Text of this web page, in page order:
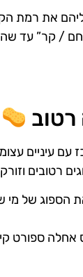
את רמת
/ קר” עד
עם עיניים
רטובים
הספוג של מי
ספורט